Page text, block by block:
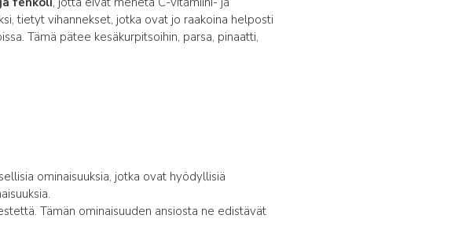
tietyt vihannekset, jotka ovat jo raakoina helposti
Tämä pätee kesäkurpitsoihin, parsa, pinaatti,
ominaisuuksia, jotka ovat hyödyllisiä
Tämän ominaisuuden ansiosta ne edistävät